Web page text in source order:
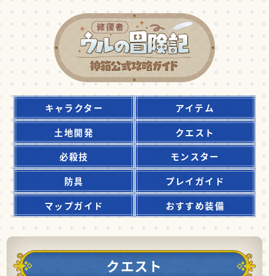
キャラクター
アイテム
土地開発
クエスト
必殺技
モンスター
防具
プレイガイド
マップガイド
おすすめ装備
クエスト